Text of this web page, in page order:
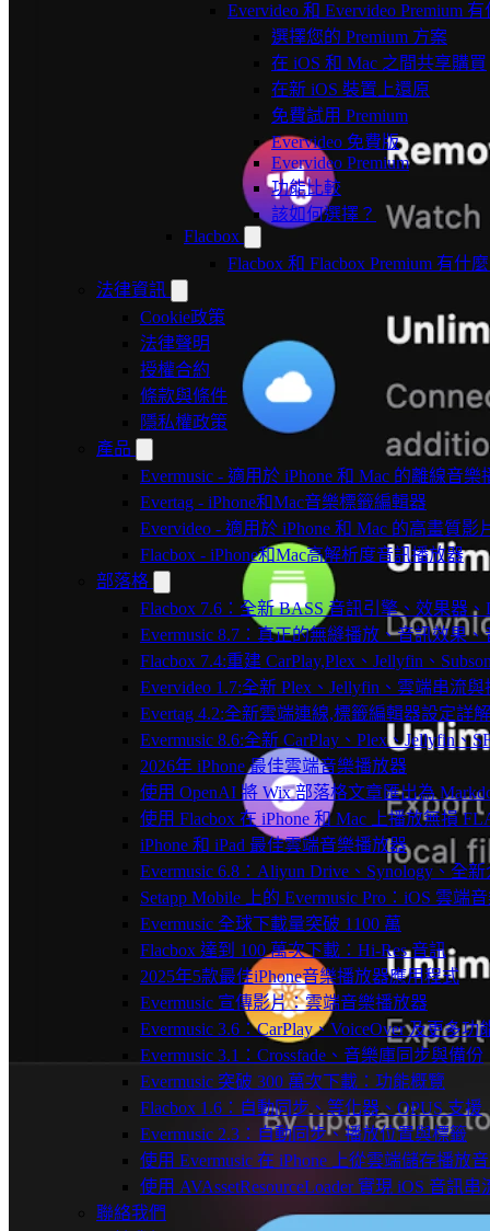
Evervideo 和 Evervideo Premium
選擇您的 Premium 方案
在 iOS 和 Mac 之間共享購買
在新 iOS 裝置上還原
免費試用 Premium
Evervideo 免費版
Evervideo Premium
功能比較
該如何選擇？
Flacbox
Flacbox 和 Flacbox Premium 有什
法律資訊
Cookie政策
法律聲明
授權合約
條款與條件
隱私權政策
產品
Evermusic - 適用於 iPhone 和 Mac 的離線音樂
Evertag - iPhone和Mac音樂標籤編輯器
Evervideo - 適用於 iPhone 和 Mac 的高畫質影
Flacbox - iPhone和Mac高解析度音訊播放器
部落格
Flacbox 7.6：全新 BASS 音訊引擎、效果器
Evermusic 8.7：真正的無縫播放、音訊效果
Flacbox 7.4:重建 CarPlay,Plex、Jellyfin、
Evervideo 1.7:全新 Plex、Jellyfin、雲端串流
Evertag 4.2:全新雲端連線,標籤編輯器設定詳解
Evermusic 8.6:全新 CarPlay、Plex、Jellyfin、
2026年 iPhone 最佳雲端音樂播放器
使用 OpenAI 將 Wix 部落格文章匯出為
使用 Flacbox 在 iPhone 和 Mac 上播放無損
iPhone 和 iPad 最佳雲端音樂播放器
Evermusic 6.8：Aliyun Drive、Synology、全
Setapp Mobile 上的 Evermusic Pro：iOS 雲端
Evermusic 全球下載量突破 1100 萬
Flacbox 達到 100 萬次下載：Hi-Res 音訊
2025年5款最佳iPhone音樂播放器應用程式
Evermusic 宣傳影片：雲端音樂播放器
Evermusic 3.6：CarPlay、VoiceOver 及更多功
Evermusic 3.1：Crossfade、音樂庫同步與備份
Evermusic 突破 300 萬次下載：功能概覽
Flacbox 1.6：自動同步、等化器、OPUS 支援
Evermusic 2.3：自動同步、播放位置與標籤
使用 Evermusic 在 iPhone 上從雲端儲存播放
使用 AVAssetResourceLoader 實現 iOS 音訊串
聯絡我們